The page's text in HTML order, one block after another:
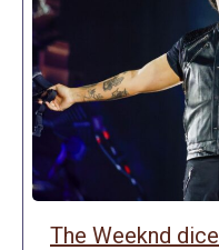
The Weeknd